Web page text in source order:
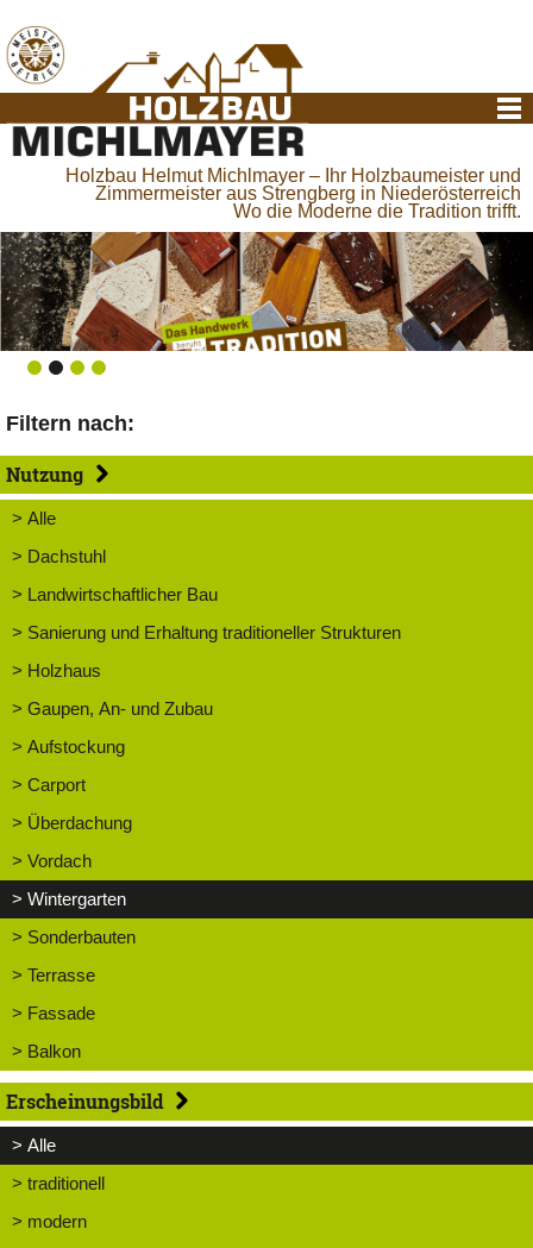
Holzbau Helmut Michlmayer – Ihr Holzbaumeister und
Zimmermeister aus Strengberg in Niederösterreich
Wo die Moderne die Tradition trifft.
Filtern nach:
Nutzung
> Alle
> Dachstuhl
> Landwirtschaftlicher Bau
> Sanierung und Erhaltung traditioneller Strukturen
> Holzhaus
> Gaupen, An- und Zubau
> Aufstockung
> Carport
> Überdachung
> Vordach
> Wintergarten
> Sonderbauten
> Terrasse
> Fassade
> Balkon
Erscheinungsbild
> Alle
> traditionell
> modern